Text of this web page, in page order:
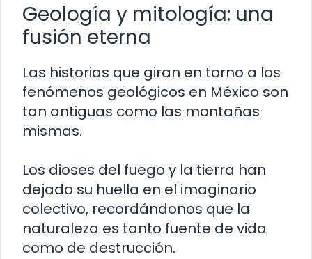
Geología y mitología: una
fusión eterna
Las historias que giran en torno a los
fenómenos geológicos en México son
tan antiguas como las montañas
mismas.
Los dioses del fuego y la tierra han
dejado su huella en el imaginario
colectivo, recordándonos que la
naturaleza es tanto fuente de vida
como de destrucción.